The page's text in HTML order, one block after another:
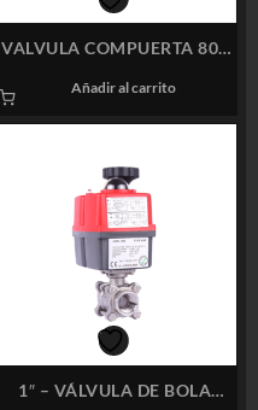
VALVULA COMPUERTA 800
Añadir al carrito
1″ – VÁLVULA DE BOLA